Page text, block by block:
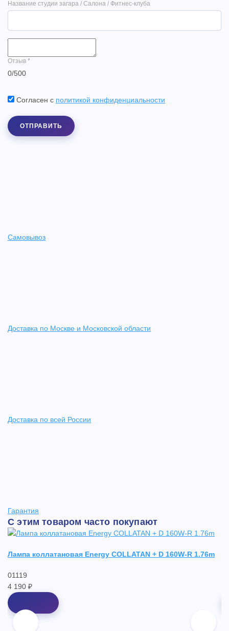
Название студии загара / Салона / Фитнес-клуба
Отзыв *
0/500
Согласен с политикой конфиденциальности
ОТПРАВИТЬ
Самовывоз
Доставка по Москве и Московской области
Доставка по всей России
Гарантия
С этим товаром часто покупают
Лампа коллатановая Energy COLLATAN + D 160W-R 1.76m
01119
4 190 ₽